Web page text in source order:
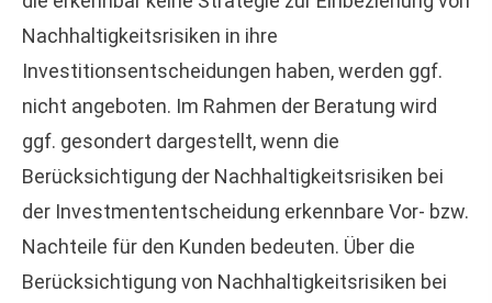
Nachhaltigkeitsrisiken in ihre
Investitionsentscheidungen haben, werden ggf.
nicht angeboten. Im Rahmen der Beratung wird
ggf. gesondert dargestellt, wenn die
Berücksichtigung der Nachhaltigkeitsrisiken bei
der Investmententscheidung erkennbare Vor- bzw.
Nachteile für den Kunden bedeuten. Über die
Berücksichtigung von Nachhaltigkeitsrisiken bei